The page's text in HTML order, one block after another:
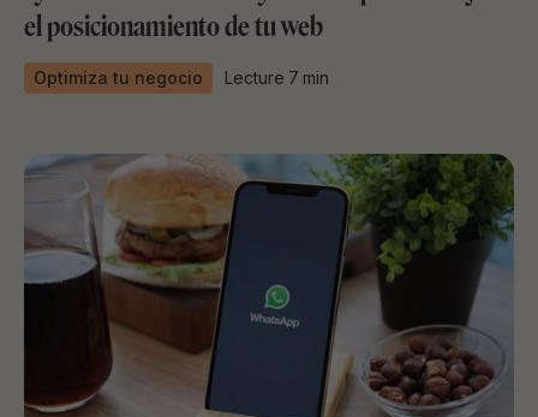
el posicionamiento de tu web
Optimiza tu negocio Lecture 7 min